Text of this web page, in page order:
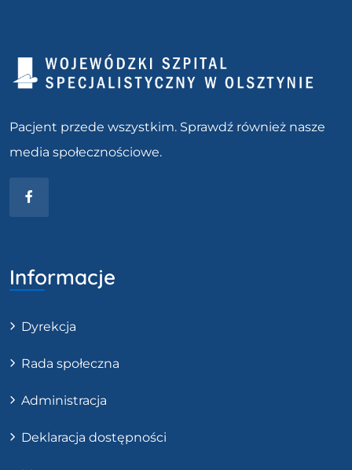
Pacjent przede wszystkim. Sprawdź również nasze
media społecznościowe.
Informacje
Dyrekcja
Rada społeczna
Administracja
Deklaracja dostępności